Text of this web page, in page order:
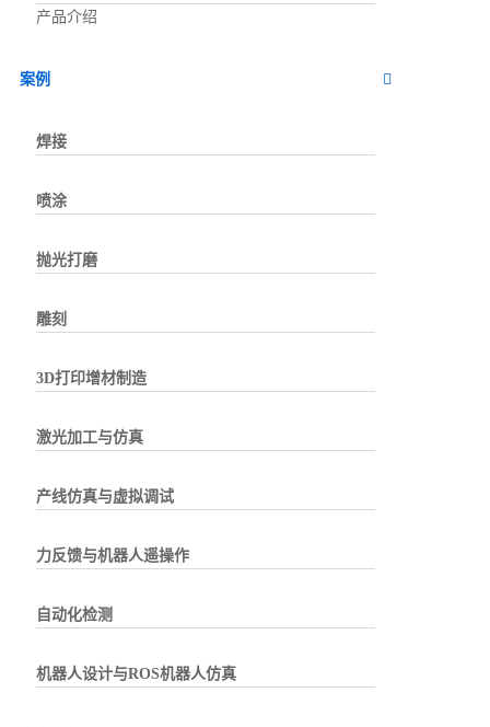
产品介绍
案例
焊接
喷涂
抛光打磨
雕刻
3D打印增材制造
激光加工与仿真
产线仿真与虚拟调试
力反馈与机器人遥操作
自动化检测
机器人设计与ROS机器人仿真